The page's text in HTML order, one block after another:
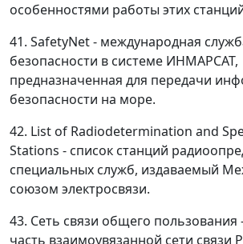
особенностями работы этих
41. SafetyNet - международная
безопасности в системе ИНМАРСАТ,
предназначенная для передачи
безопасности на море.
42. List of Radiodetermination and
Stations - список станций
специальных служб, издаваемый
союзом электросвязи.
43. Сеть связи общего пользования
часть взаимоувязанной сети связи